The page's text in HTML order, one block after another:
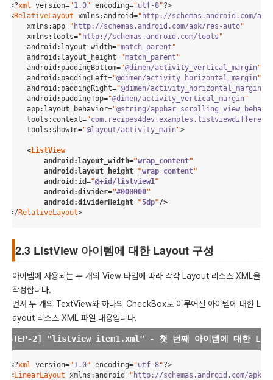
<?xml version="1.0" encoding="utf-8"?>
<RelativeLayout xmlns :android=" http://schemas.android.com/
xmlns :app=" http://schemas.android.com/apk/res-auto"
xmlns :tools=" http://schemas.android.com/tools "
android : layout_width="match_parent "
android : layout_height="match_parent "
android : paddingBottom="@dimen/activity_vertical_margin"
android : paddingLeft="@dimen/activity_horizontal_margin"
android : paddingRight="@dimen/activity_horizontal_margin
android : paddingTop="@dimen/activity_vertical_margin"
app: layout_behavior="@string/
tools : context="
tools : showIn="@layout/activity_main">
    <
ListView
android :layout_width="wrap_content"
android :layout_height="wrap_content"
android : id="@+id/listview1 "
android :divider="#000000"
android :dividerHeight="5dp"/>
</RelativeLayout>
2.3 ListView 아이템에 대한 Layout 구성
아이템에 사용되는 두 개의 View 타입에 따라 각각 Layout 리소스 XML을
작성합니다.
먼저 두 개의 TextView와 하나의 CheckBox로 이루어진 아이템에 대한 L
ayout 리소스 XML 파일 내용입니다.
<?xml version="1.0" encoding="utf-8"?>
<LinearLayout xmlns :android=" http://schemas.android.com/apk/